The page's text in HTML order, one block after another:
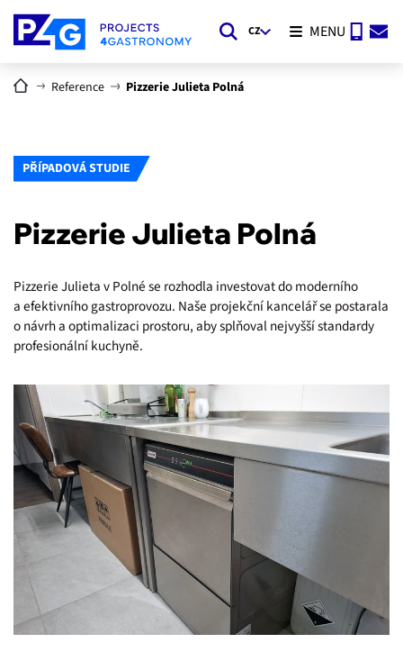
CZ MENU
Reference Pizzerie Julieta Polná
Pizzerie Julieta Polná
Pizzerie Julieta v Polné se rozhodla investovat do moderního
a efektivního gastroprovozu. Naše projekční kancelář se postarala
o návrh a optimalizaci prostoru, aby splňoval nejvyšší standardy
profesionální kuchyně.
PŘÍPADOVÁ STUDIE